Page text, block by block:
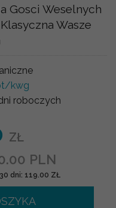
Gosci Weselnych
Wasze
kwg
roboczych
ZŁ
PLN
dni: 119.00 ZŁ